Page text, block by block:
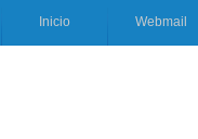
Inicio Webmail